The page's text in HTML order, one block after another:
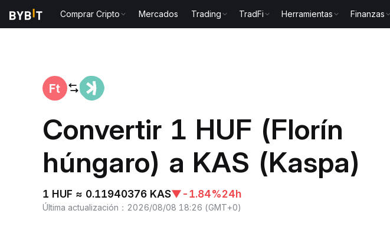
Comprar Cripto Mercados Trading TradFi Herramientas Finanzas
Convertir 1 HUF (Florín
húngaro) a KAS (Kaspa)
1 HUF ≈ 0.11940376 KAS▼-1.84%24h
Última actualización ： 2026/08/08 18:26 (GMT+0)